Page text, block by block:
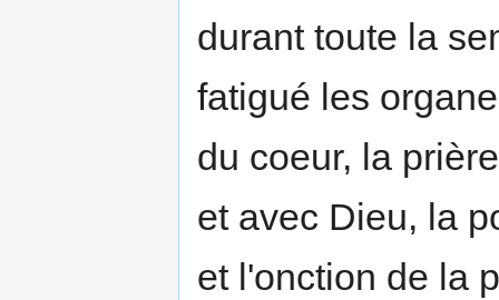
durant toute la
fatigué les
du coeur, la
et avec Dieu, la
et l'onction de la